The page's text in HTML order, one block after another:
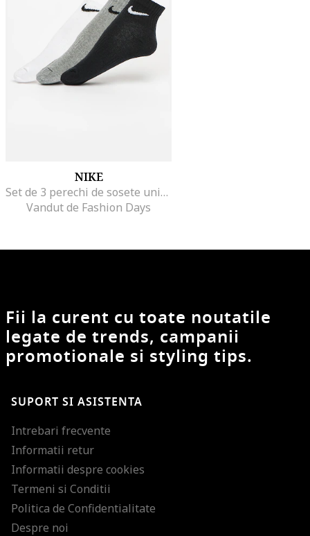
NIKE
Set de 3 perechi de sosete unisex din material usor, cu tehnologie Dri-Fit Everyday, Alb/Negru/Gri inchis
Vandut de Fashion Days
Fii la curent cu toate noutatile
legate de trends, campanii
promotionale si styling tips.
SUPORT SI ASISTENTA
Intrebari frecvente
Informatii retur
Informatii despre cookies
Termeni si Conditii
Politica de Confidentialitate
Despre noi